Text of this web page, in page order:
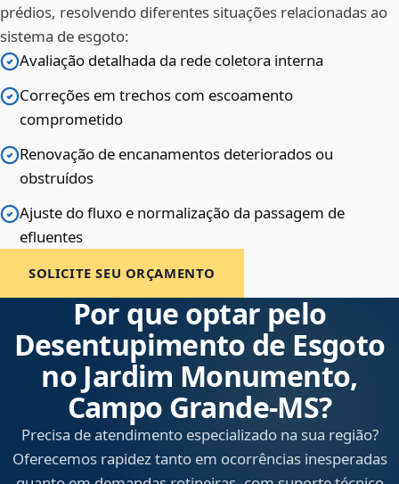
prédios, resolvendo diferentes situações relacionadas ao
sistema de esgoto:
Avaliação detalhada da rede coletora interna
Correções em trechos com escoamento
comprometido
Renovação de encanamentos deteriorados ou
obstruídos
Ajuste do fluxo e normalização da passagem de
efluentes
SOLICITE SEU ORÇAMENTO
Por que optar pelo
Desentupimento de Esgoto
no Jardim Monumento,
Campo Grande‑MS?
Precisa de atendimento especializado na sua região?
Oferecemos rapidez tanto em ocorrências inesperadas